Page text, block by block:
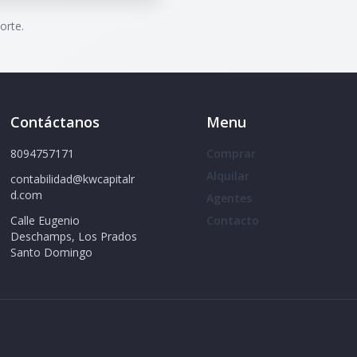
Contáctanos
8094757171
contabilidad@kwcapitalr
d.com
Calle Eugenio
Deschamps, Los Prados
Santo Domingo
Menu
Comprar
Alquilar
Agentes
Contacto